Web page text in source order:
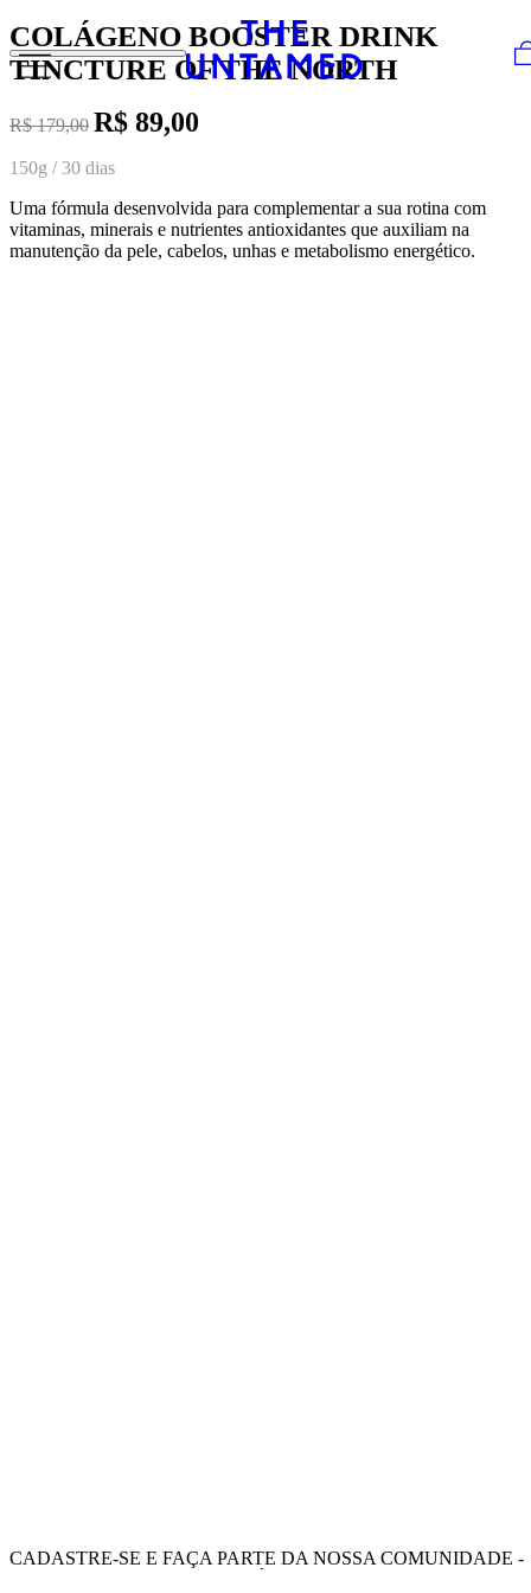
Skip to content
COLÁGENO BOOSTER DRINK
TINCTURE OF THE NORTH
R$ 179,00 R$ 89,00
150g / 30 dias
Uma fórmula desenvolvida para complementar a sua rotina com
vitaminas, minerais e nutrientes antioxidantes que auxiliam na
manutenção da pele, cabelos, unhas e metabolismo energético.
CADASTRE-SE E FAÇA PARTE DA NOSSA COMUNIDADE -